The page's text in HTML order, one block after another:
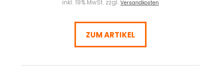
inkl. 19% MwSt. zzgl. Versandkosten
ZUM ARTIKEL